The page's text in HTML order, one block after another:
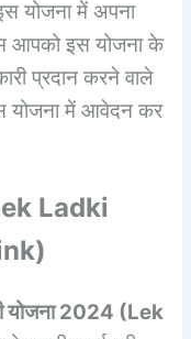
योजना में अपना
आपको इस योजना के
प्रदान करने वाले
योजना में आवेदन कर
Ladki
)
2024 (Lek